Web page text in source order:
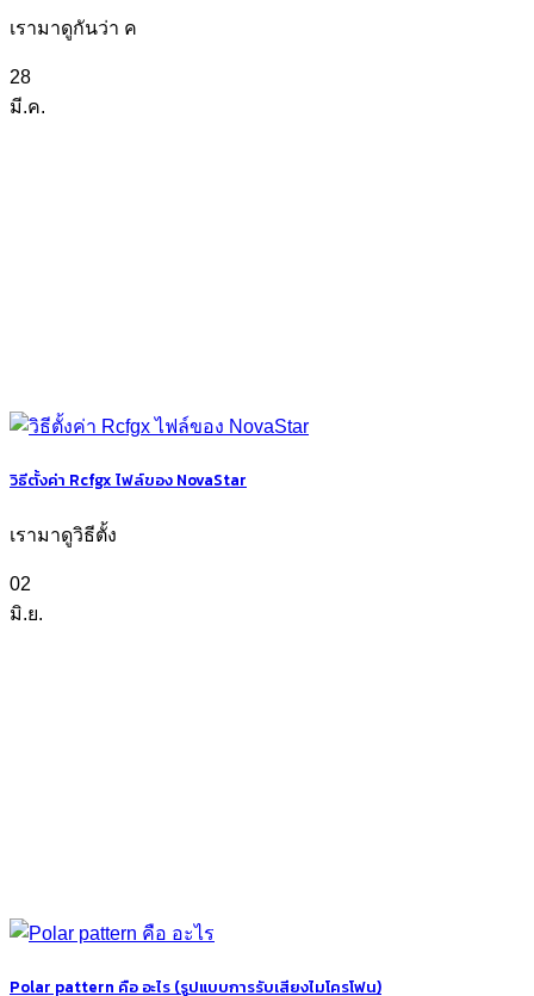
เรามาดูกันว่า ค
28
มี.ค.
วิธีตั้งค่า Rcfgx ไฟล์ของ NovaStar
เรามาดูวิธีตั้ง
02
มิ.ย.
Polar pattern คือ อะไร (รูปแบบการรับเสียงไมโครโฟน)